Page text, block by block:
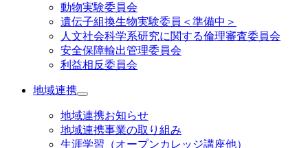
動物実験委員会
遺伝子組換生物実験委員＜準備中＞
人文社会科学系研究に関する倫理審査委員会
安全保障輸出管理委員会
利益相反委員会
地域連携
地域連携お知らせ
地域連携事業の取り組み
生涯学習（オープンカレッジ講座他）